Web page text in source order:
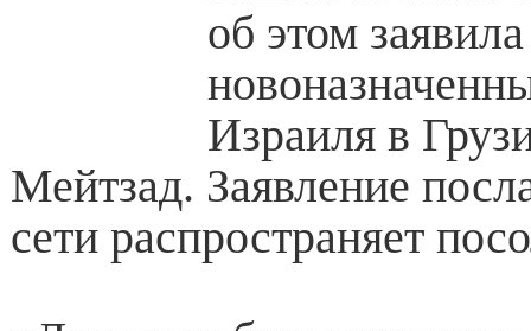
об этом заявила
Израиля в
Мейтзад. Заявление
сети распространяет